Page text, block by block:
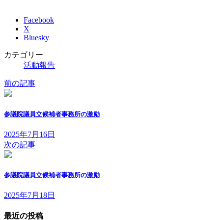
Facebook
X
Bluesky
カテゴリー
活動報告
前の記事
参議院議員立候補者事務所の激励
2025年7月16日
次の記事
参議院議員立候補者事務所の激励
2025年7月18日
最近の投稿